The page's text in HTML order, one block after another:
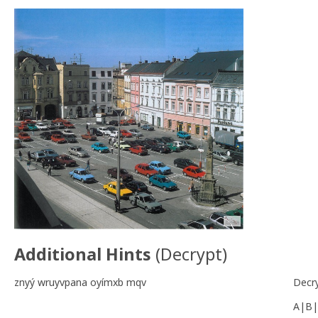
Additional Hints (Decrypt)
znyý wruyvpana oyímxb mqv